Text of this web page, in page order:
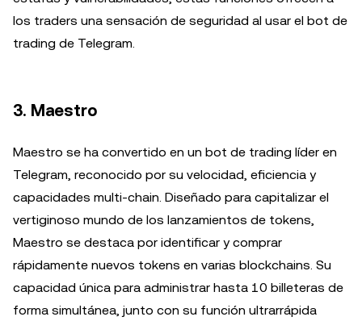
los traders una sensación de seguridad al usar el bot de
trading de Telegram.
3. Maestro
Maestro se ha convertido en un bot de trading líder en
Telegram, reconocido por su velocidad, eficiencia y
capacidades multi-chain. Diseñado para capitalizar el
vertiginoso mundo de los lanzamientos de tokens,
Maestro se destaca por identificar y comprar
rápidamente nuevos tokens en varias blockchains. Su
capacidad única para administrar hasta 10 billeteras de
forma simultánea, junto con su función ultrarrápida